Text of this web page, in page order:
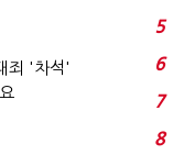
죄 '차석'
5
6
7
8